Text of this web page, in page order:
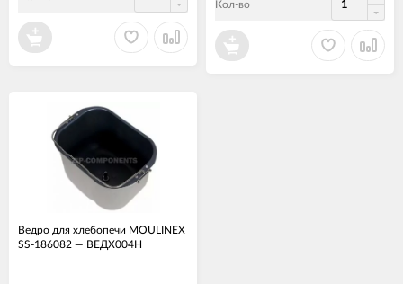
Кол-во
Ведро для хлебопечи MOULINEX
SS-186082 — ВЕДХ004Н